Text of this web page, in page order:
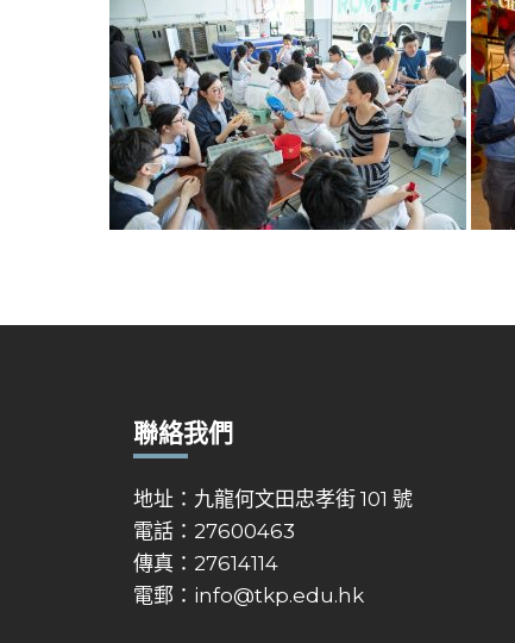
聯絡我們
地址：九龍何文田忠孝街 101 號
電話：27600463
傳真：27614114
電郵： info@tkp.edu.hk